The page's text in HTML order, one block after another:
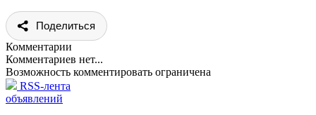
Поделиться
Комментарии
Комментариев нет...
Возможность комментировать ограничена
RSS-лента
объявлений